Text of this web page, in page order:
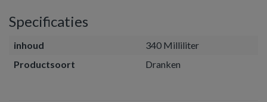
Specificaties
inhoud
340 Milliliter
Productsoort
Dranken